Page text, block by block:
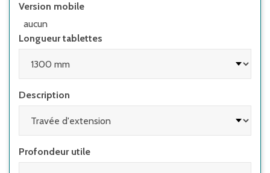
est supérieur à 4:1
• lors de l'utilisation de rayonnages avec
éléments coulissants (par ex. tiroirs) et de
rayonnages avec échelles
Version mobile
aucun
Longueur tablettes
Description
Profondeur utile